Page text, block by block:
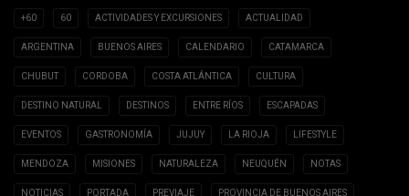
+60 60 ACTIVIDADES Y EXCURSIONES ACTUALIDAD
ARGENTINA BUENOS AIRES CALENDARIO CATAMARCA
CHUBUT CORDOBA COSTA ATLÁNTICA CULTURA
DESTINO NATURAL DESTINOS ENTRE RÍOS ESCAPADAS
EVENTOS GASTRONOMÍA JUJUY LA RIOJA LIFESTYLE
MENDOZA MISIONES NATURALEZA NEUQUÉN NOTAS
NOTICIAS PORTADA PREVIAJE PROVINCIA DE BUENOS AIRES